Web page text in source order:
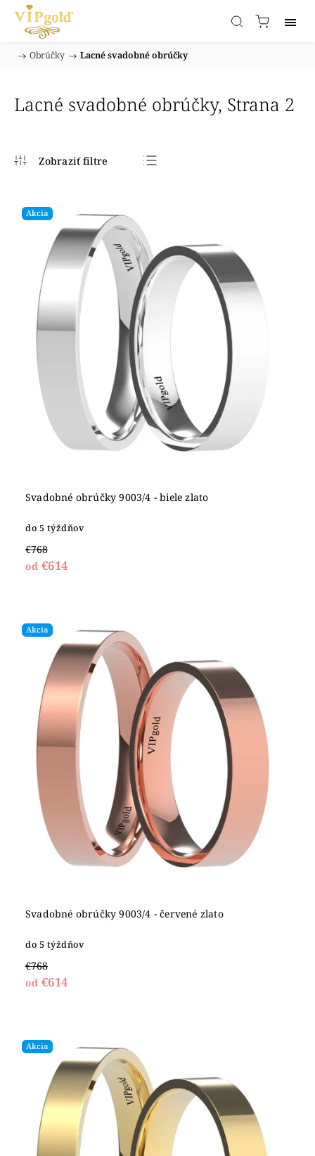
/ Obrúčky / Lacné svadobné obrúčky
Lacné svadobné obrúčky, Strana 2
Abecedne
Akcia
Svadobné obrúčky 9003/4 - biele zlato
do 5 týždňov
€768
od €614
Akcia
Svadobné obrúčky 9003/4 - červené zlato
do 5 týždňov
€768
od €614
Akcia